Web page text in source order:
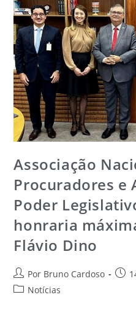
Associação
Procuradores e
Poder
honraria
Flávio Dino
Por Bruno Cardoso
Notícias